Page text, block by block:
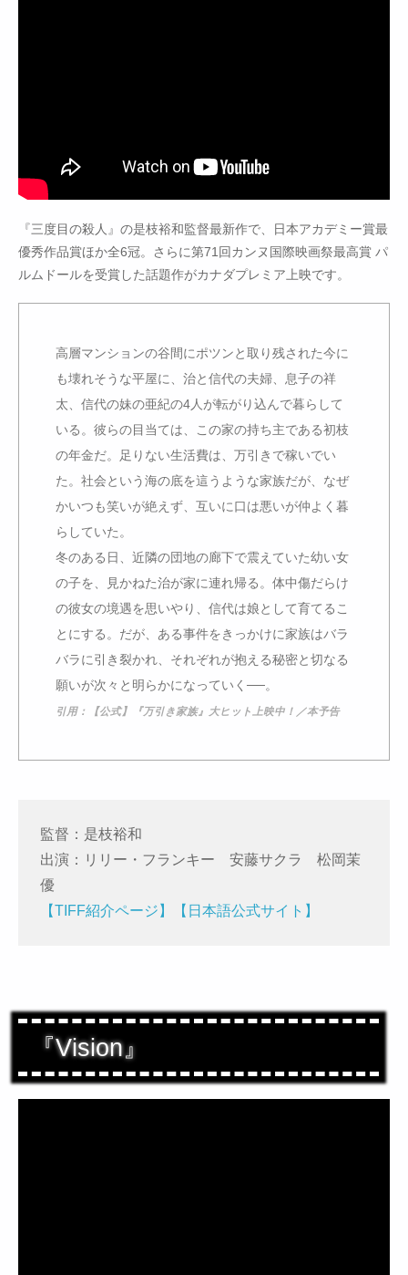
『三度目の殺人』の是枝裕和監督最新作で、日本アカデミー賞最
優秀作品賞ほか全6冠。さらに第71回カンヌ国際映画祭最高賞 パ
ルムドールを受賞した話題作がカナダプレミア上映です。
高層マンションの谷間にポツンと取り残された今に
も壊れそうな平屋に、治と信代の夫婦、息子の祥
太、信代の妹の亜紀の4人が転がり込んで暮らして
いる。彼らの目当ては、この家の持ち主である初枝
の年金だ。足りない生活費は、万引きで稼いでい
た。社会という海の底を這うような家族だが、なぜ
かいつも笑いが絶えず、互いに口は悪いが仲よく暮
らしていた。
冬のある日、近隣の団地の廊下で震えていた幼い女
の子を、見かねた治が家に連れ帰る。体中傷だらけ
の彼女の境遇を思いやり、信代は娘として育てるこ
とにする。だが、ある事件をきっかけに家族はバラ
バラに引き裂かれ、それぞれが抱える秘密と切なる
願いが次々と明らかになっていく──。
引用：【公式】『万引き家族』大ヒット上映中！／本予告
監督：是枝裕和
出演：リリー・フランキー 安藤サクラ 松岡茉
優
【TIFF紹介ページ】
【日本語公式サイト】
『Vision』